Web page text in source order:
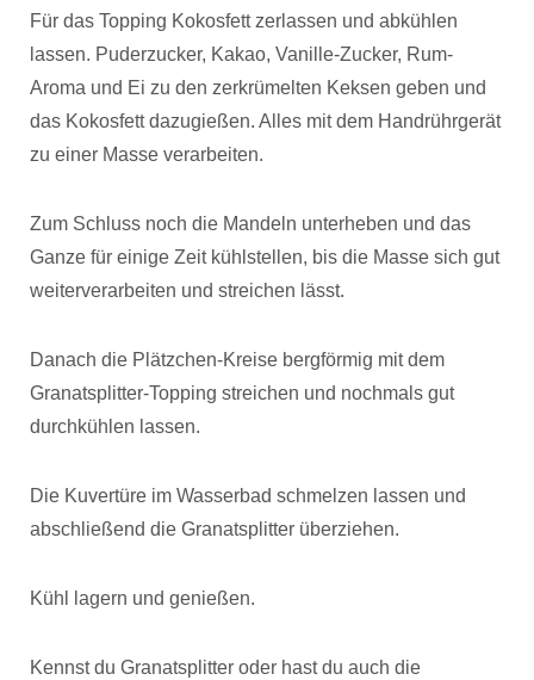
Für das Topping Kokosfett zerlassen und abkühlen
lassen. Puderzucker, Kakao, Vanille-Zucker, Rum-
Aroma und Ei zu den zerkrümelten Keksen geben und
das Kokosfett dazugießen. Alles mit dem Handrührgerät
zu einer Masse verarbeiten.
Zum Schluss noch die Mandeln unterheben und das
Ganze für einige Zeit kühlstellen, bis die Masse sich gut
weiterverarbeiten und streichen lässt.
Danach die Plätzchen-Kreise bergförmig mit dem
Granatsplitter-Topping streichen und nochmals gut
durchkühlen lassen.
Die Kuvertüre im Wasserbad schmelzen lassen und
abschließend die Granatsplitter überziehen.
Kühl lagern und genießen.
Kennst du Granatsplitter oder hast du auch die